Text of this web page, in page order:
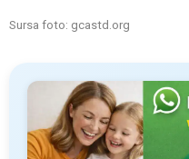
Sursa foto: gcastd.org